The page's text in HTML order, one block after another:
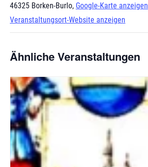
46325 Borken-Burlo, Google-Karte anzeigen
Veranstaltungsort-Website anzeigen
Ähnliche Veranstaltungen